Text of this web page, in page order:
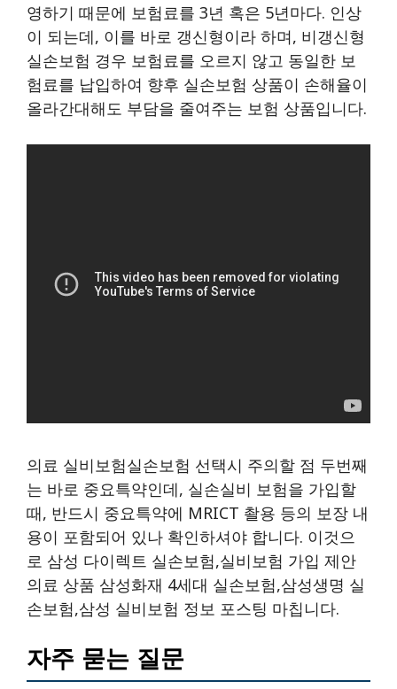
영하기 때문에 보험료를 3년 혹은 5년마다. 인상
이 되는데, 이를 바로 갱신형이라 하며, 비갱신형
실손보험 경우 보험료를 오르지 않고 동일한 보
험료를 납입하여 향후 실손보험 상품이 손해율이
올라간대해도 부담을 줄여주는 보험 상품입니다.
의료 실비보험실손보험 선택시 주의할 점 두번째
는 바로 중요특약인데, 실손실비 보험을 가입할
때, 반드시 중요특약에 MRICT 촬용 등의 보장 내
용이 포함되어 있나 확인하셔야 합니다. 이것으
로 삼성 다이렉트 실손보험,실비보험 가입 제안
의료 상품 삼성화재 4세대 실손보험,삼성생명 실
손보험,삼성 실비보험 정보 포스팅 마칩니다.
자주 묻는 질문